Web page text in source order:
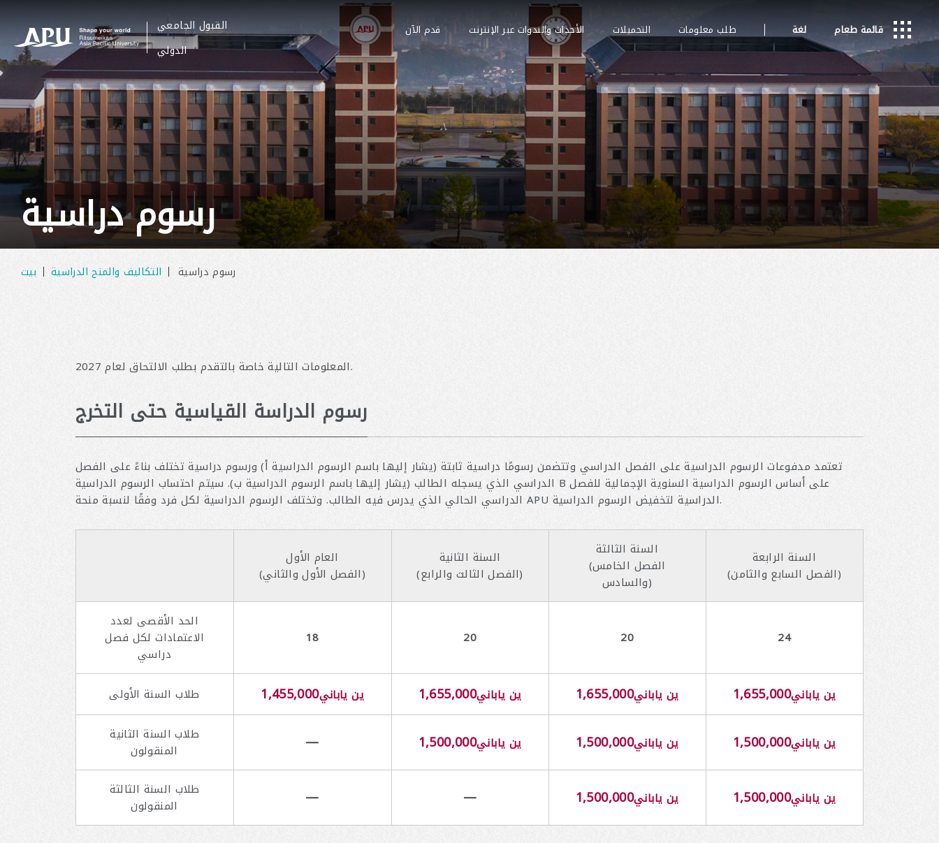
القبول الجامعي
​ ​
الدولي
قدم الآن الأحداث والندوات عبر الإنترنت التحميلات طلب معلومات لغة قائمة طعام
رسوم دراسية
بيت التكاليف والمنح الدراسية رسوم دراسية
المعلومات التالية خاصة بالتقدم بطلب الالتحاق لعام 2027.
رسوم الدراسة القياسية حتى التخرج
تعتمد مدفوعات الرسوم الدراسية على الفصل الدراسي وتتضمن رسومًا دراسية ثابتة (يشار إليها باسم الرسوم الدراسية أ) ورسوم دراسية تختلف بناءً على الفصل
الدراسي الذي يسجله الطالب (يشار إليها باسم الرسوم الدراسية ب). سيتم احتساب الرسوم الدراسية B على أساس الرسوم الدراسية السنوية الإجمالية للفصل
الدراسي الحالي الذي يدرس فيه الطالب. وتختلف الرسوم الدراسية لكل فرد وفقًا لنسبة منحة APU الدراسية لتخفيض الرسوم الدراسية.
العام الأول
(الفصل الأول والثاني)
السنة الثانية
(الفصل الثالث والرابع)
السنة الثالثة
(الفصل الخامس
والسادس)
السنة الرابعة
(الفصل السابع والثامن)
الحد الأقصى لعدد
الاعتمادات لكل فصل
دراسي
18 20 20 24
طلاب السنة الأولى 1,455,000ين ياباني 1,655,000ين ياباني 1,655,000ين ياباني 1,655,000ين ياباني
طلاب السنة الثانية
المنقولون
— 1,500,000ين ياباني 1,500,000ين ياباني 1,500,000ين ياباني
طلاب السنة الثالثة
المنقولون
— — 1,500,000ين ياباني 1,500,000ين ياباني